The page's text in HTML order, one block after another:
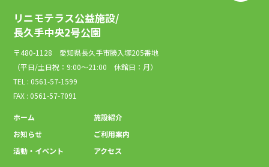
リニモテラス公益施設/
長久手中央2号公園
〒480-1128 愛知県長久手市勝入塚205番地
（平日/土日祝：9:00～21:00 休館日：月）
TEL : 0561-57-1599
FAX : 0561-57-7091
ホーム
お知らせ
活動・イベント
施設紹介
ご利用案内
アクセス